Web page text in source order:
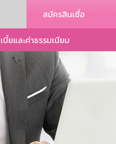
สมัครสินเชื่อ
บี้ยและค่าธรรมเนียม